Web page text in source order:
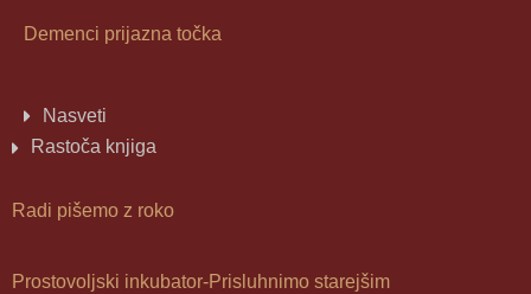
Demenci prijazna točka
Nasveti
Rastoča knjiga
Radi pišemo z roko
Prostovoljski inkubator-Prisluhnimo starejšim